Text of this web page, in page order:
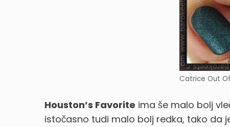
Catrice Out
Houston’s Favorite ima še malo bolj
istočasno tudi malo bolj redka, tako da